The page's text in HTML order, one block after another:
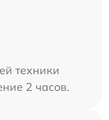
техники
2 часов.